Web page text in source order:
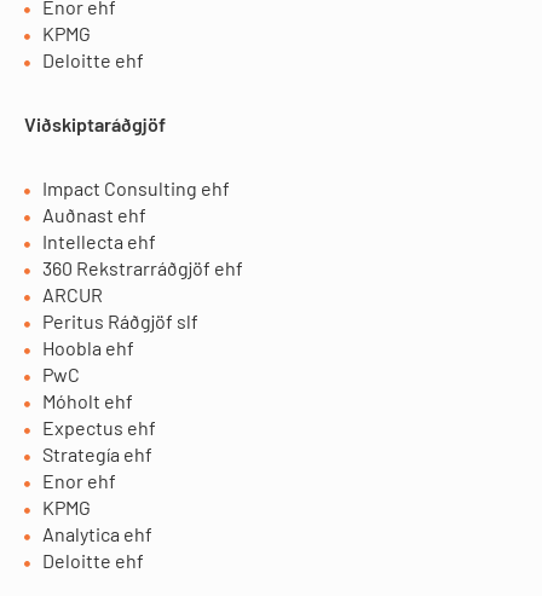
Enor ehf
KPMG
Deloitte ehf
Viðskiptaráðgjöf
Impact Consulting ehf
Auðnast ehf
Intellecta ehf
360 Rekstrarráðgjöf ehf
ARCUR
Peritus Ráðgjöf slf
Hoobla ehf
PwC
Móholt ehf
Expectus ehf
Strategía ehf
Enor ehf
KPMG
Analytica ehf
Deloitte ehf